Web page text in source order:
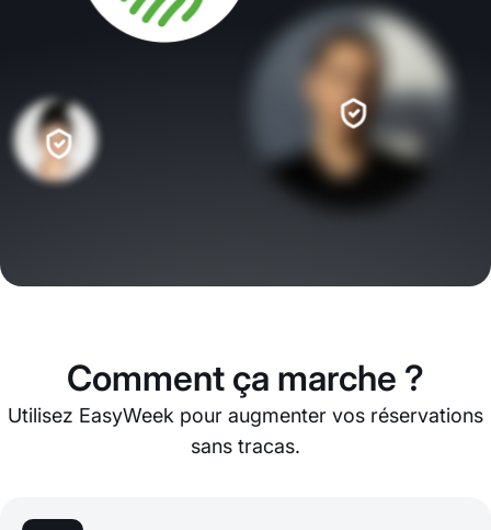
Comment ça marche ?
Utilisez EasyWeek pour augmenter vos réservations
sans tracas.